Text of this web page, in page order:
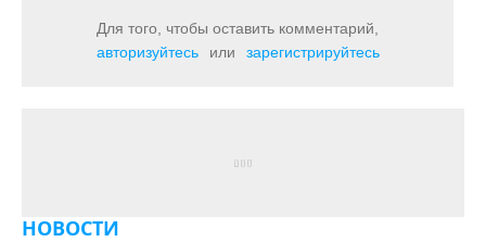
Для того, чтобы оставить комментарий,
авторизуйтесь
или зарегистрируйтесь
НОВОСТИ